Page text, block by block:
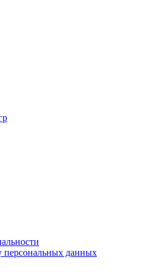
персональных данных